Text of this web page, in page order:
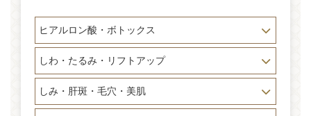
ヒアルロン酸・ボトックス
しわ・たるみ・リフトアップ
しみ・肝斑・毛穴・美肌